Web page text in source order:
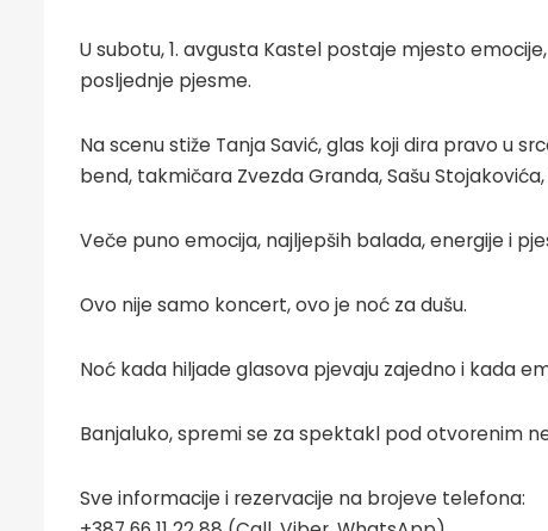
U subotu, 1. avgusta Kastel postaje mjesto
posljednje pjesme.
Na scenu stiže Tanja Savić, glas koji dira pravo u
bend, takmičara Zvezda Granda, Sašu
Veče puno emocija, najljepših balada, energije i
Ovo nije samo koncert, ovo je noć za dušu.
Noć kada hiljade glasova pjevaju zajedno i kada
Banjaluko, spremi se za spektakl pod otvorenim
Sve informacije i rezervacije na brojeve telefona: